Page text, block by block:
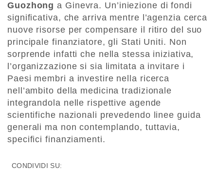
Guozhong a Ginevra. Un’iniezione di fondi
significativa, che arriva mentre l’agenzia cerca
nuove risorse per compensare il ritiro del suo
principale finanziatore, gli Stati Uniti. Non
sorprende infatti che nella stessa iniziativa,
l’organizzazione si sia limitata a invitare i
Paesi membri a investire nella ricerca
nell’ambito della medicina tradizionale
integrandola nelle rispettive agende
scientifiche nazionali prevedendo linee guida
generali ma non contemplando, tuttavia,
specifici finanziamenti.
CONDIVIDI SU: